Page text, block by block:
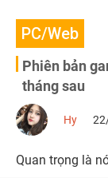
PC/Web
Phiên bản
tháng sau
Hy
Quan trọng là